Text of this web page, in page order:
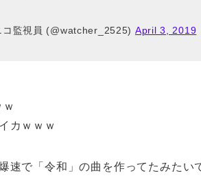
監視員 (@watcher_2525) April 3, 2019
カｗｗｗ
速で「令和」の曲を作ってたみたい